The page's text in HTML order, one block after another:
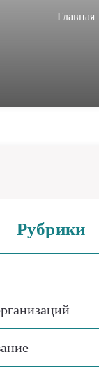
Главная
Рубрики